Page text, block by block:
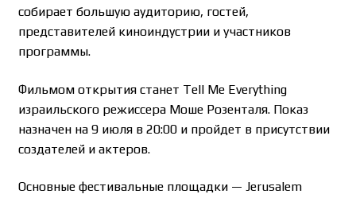
собирает большую аудиторию, гостей,
представителей киноиндустрии и участников
программы.
Фильмом открытия станет Tell Me Everything
израильского режиссера Моше Розенталя. Показ
назначен на 9 июля в 20:00 и пройдет в присутствии
создателей и актеров.
Основные фестивальные площадки — Jerusalem